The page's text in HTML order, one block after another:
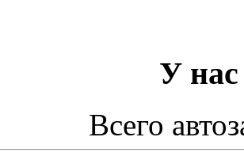
У
Всего